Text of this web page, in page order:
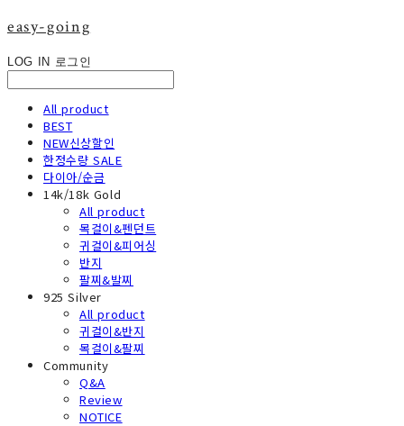
easy-going
LOG IN 로그인
All product
BEST
NEW신상할인
한정수량 SALE
다이아/순금
14k/18k Gold
All product
목걸이&펜던트
귀걸이&피어싱
반지
팔찌&발찌
925 Silver
All product
귀걸이&반지
목걸이&팔찌
Community
Q&A
Review
NOTICE